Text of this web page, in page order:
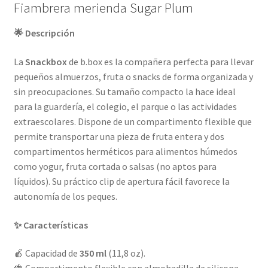
Fiambrera merienda Sugar Plum
🌟 Descripción
La Snackbox de b.box es la compañera perfecta para llevar
pequeños almuerzos, fruta o snacks de forma organizada y
sin preocupaciones. Su tamaño compacto la hace ideal
para la guardería, el colegio, el parque o las actividades
extraescolares. Dispone de un compartimento flexible que
permite transportar una pieza de fruta entera y dos
compartimentos herméticos para alimentos húmedos
como yogur, fruta cortada o salsas (no aptos para
líquidos). Su práctico clip de apertura fácil favorece la
autonomía de los peques.
✨ Características
🍎 Capacidad de 350 ml(11,8 oz).